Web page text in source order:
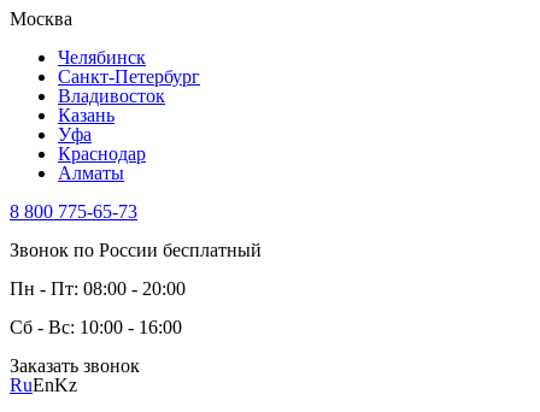
Москва
Челябинск
Санкт-Петербург
Владивосток
Казань
Уфа
Краснодар
Алматы
8 800 775-65-73
Звонок по России бесплатный
Пн - Пт: 08:00 - 20:00
Сб - Вс: 10:00 - 16:00
Заказать звонок
RuEnKz